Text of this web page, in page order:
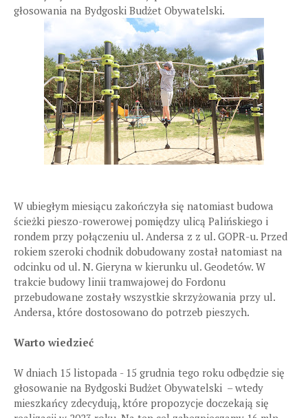
głosowania na Bydgoski Budżet Obywatelski.
W ubiegłym miesiącu zakończyła się natomiast budowa
ścieżki pieszo-rowerowej pomiędzy ulicą Palińskiego i
rondem przy połączeniu ul. Andersa z z ul. GOPR-u. Przed
rokiem szeroki chodnik dobudowany został natomiast na
odcinku od ul. N. Gieryna w kierunku ul. Geodetów. W
trakcie budowy linii tramwajowej do Fordonu
przebudowane zostały wszystkie skrzyżowania przy ul.
Andersa, które dostosowano do potrzeb pieszych.
Warto wiedzieć
W dniach 15 listopada - 15 grudnia tego roku odbędzie się
głosowanie na Bydgoski Budżet Obywatelski – wtedy
mieszkańcy zdecydują, które propozycje doczekają się